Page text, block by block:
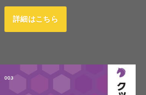
詳細はこちら